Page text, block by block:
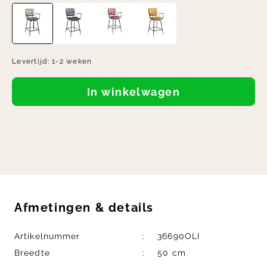
Levertijd:1-2 weken
In winkelwagen
Afmetingen & details
Artikelnummer
36690OLI
Breedte
50 cm